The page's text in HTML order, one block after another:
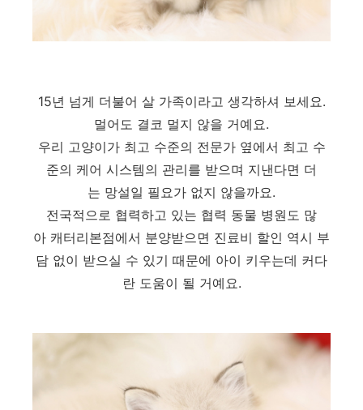
15년 넘게 더불어 살 가족이라고 생각하셔 보세요.
멀어도 결코 멀지 않을 거예요.
우리 고양이가 최고 수준의 전문가 옆에서 최고 수
준의 케어 시스템의 관리를 받으며 지낸다면 더
는 망설일 필요가 없지 않을까요.
전국적으로 협력하고 있는 협력 동물 병원도 많
아 캐터리본점에서 분양받으면 진료비 할인 역시 부
담 없이 받으실 수 있기 때문에 아이 키우는데 커다
란 도움이 될 거예요.